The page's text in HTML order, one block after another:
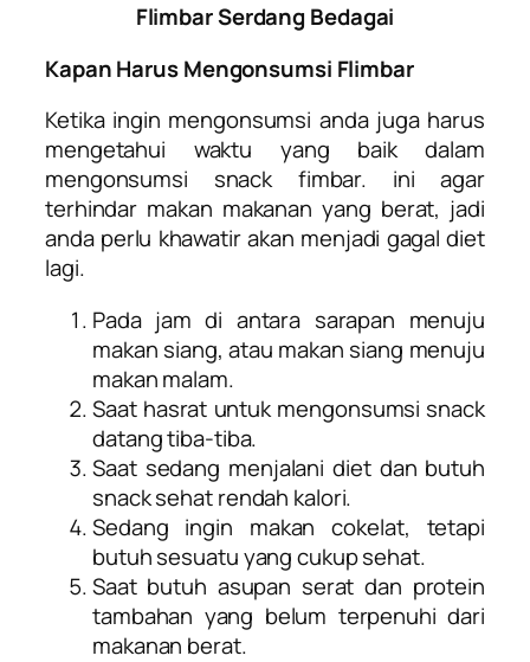
Flimbar Serdang Bedagai
Kapan Harus Mengonsumsi Flimbar
Ketika ingin mengonsumsi anda juga harus
mengetahui waktu yang baik dalam
mengonsumsi snack fimbar. ini agar
terhindar makan makanan yang berat, jadi
anda perlu khawatir akan menjadi gagal diet
lagi.
Pada jam di antara sarapan menuju
makan siang, atau makan siang menuju
makan malam.
Saat hasrat untuk mengonsumsi snack
datang tiba-tiba.
Saat sedang menjalani diet dan butuh
snack sehat rendah kalori.
Sedang ingin makan cokelat, tetapi
butuh sesuatu yang cukup sehat.
Saat butuh asupan serat dan protein
tambahan yang belum terpenuhi dari
makanan berat.